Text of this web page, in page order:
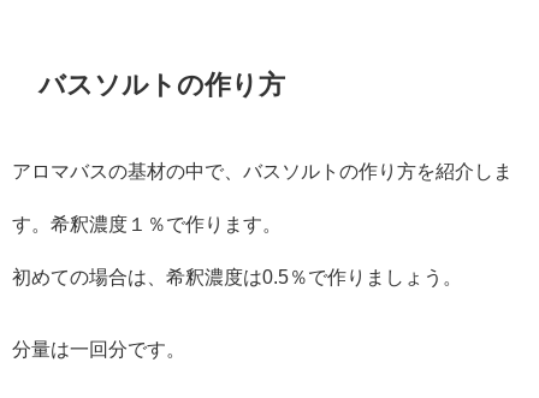
バスソルトの作り方
アロマバスの基材の中で、バスソルトの作り方を紹介しま
す。希釈濃度１％で作ります。
初めての場合は、希釈濃度は0.5％で作りましょう。
分量は一回分です。